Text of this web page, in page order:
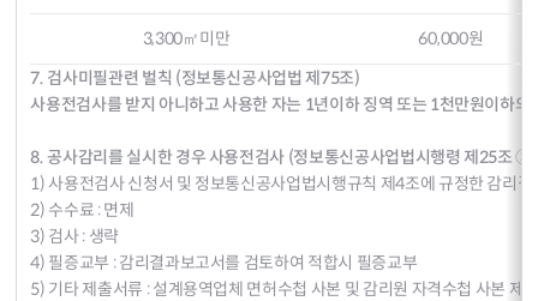
3,300㎡미만
60,000원
7. 검사미필관련 벌칙 (정보통신공사업법 제75조)
사용전검사를 받지 아니하고 사용한 자는 1년이하 징역 또는 1천만원이하의
8. 공사감리를 실시한 경우 사용전검사 (정보통신공사업법시행령 제25조 ②
1) 사용전검사 신청서 및 정보통신공사업법시행규칙 제4조에 규정한 감리결
2) 수수료 : 면제
3) 검사 : 생략
4) 필증교부 : 감리결과보고서를 검토하여 적합시 필증교부
5) 기타 제출서류 : 설계용역업체 면허수첩 사본 및 감리원 자격수첩 사본 제